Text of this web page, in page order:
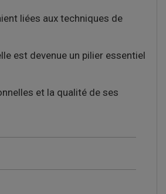
liées aux techniques de
est devenue un pilier essentiel
et la qualité de ses